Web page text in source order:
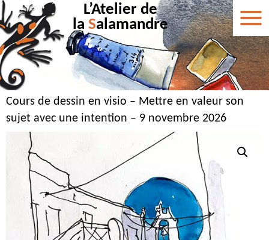
L’Atelier de
la Salamandre
Cours de dessin en visio – Mettre en valeur son
sujet avec une intention – 9 novembre 2026